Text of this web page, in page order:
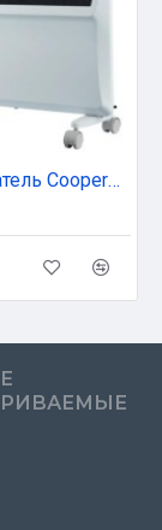
Обогреватель Cooper&Hunter CH-1500MS